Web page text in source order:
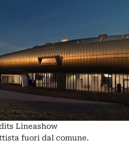
Lineashow
fuori dal comune.